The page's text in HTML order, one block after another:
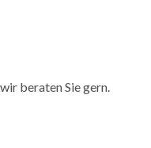
beraten Sie gern.